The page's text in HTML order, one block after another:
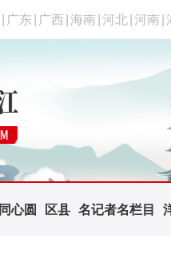
广东 广西 海南 河北 河南
同心圆 区县 名记者名栏目